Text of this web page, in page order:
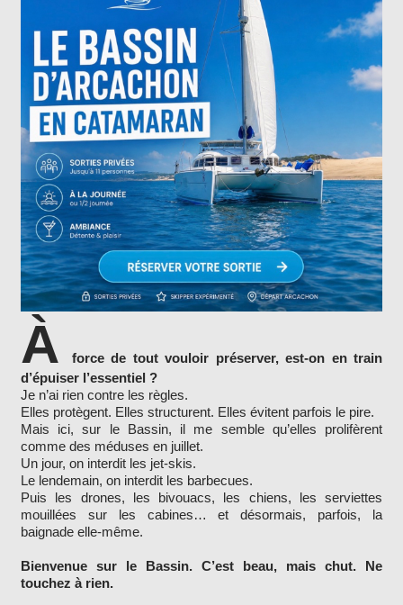
À
force de tout vouloir préserver, est-on en train
d’épuiser l’essentiel ?
Je n’ai rien contre les règles.
Elles protègent. Elles structurent. Elles évitent parfois le pire.
Mais ici, sur le Bassin, il me semble qu’elles prolifèrent
comme des méduses en juillet.
Un jour, on interdit les jet-skis.
Le lendemain, on interdit les barbecues.
Puis les drones, les bivouacs, les chiens, les serviettes
mouillées sur les cabines… et désormais, parfois, la
baignade elle-même.
Bienvenue sur le Bassin. C’est beau, mais chut. Ne
touchez à rien.